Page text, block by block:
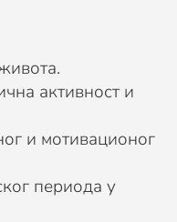
активност и
и мотивационог
периода у